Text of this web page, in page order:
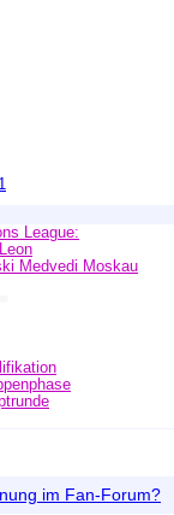
League:
Medvedi Moskau
im Fan-Forum?